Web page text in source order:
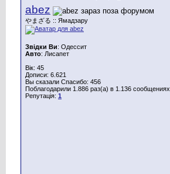
abez
やまざる :: Ямадзару
Звідки Ви: Одессит
Авто: Лисапет
Вік: 45
Дописи: 6.621
Вы сказали Спасибо: 456
Поблагодарили 1.886 раз(а) в 1.136 сообщениях
Репутація: 1